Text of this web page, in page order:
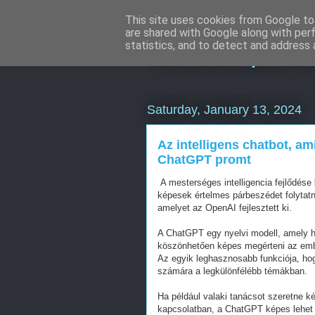
Saturday, January 13, 2024
Az intelligens chatbot,
ChatGPT promt
A mesterséges intelligencia
képesek értelmes párbeszédet
amelyet az OpenAI fejlesztett ki.
A ChatGPT egy nyelvi modell, amely
köszönhetően képes megérteni az
Az egyik leghasznosabb funkciója,
számára a legkülönfélébb témákban.
Ha például valaki tanácsot szeretne
kapcsolatban, a ChatGPT képes
This site uses cookies from Google
are shared with Google along with
statistics, and to detect and address